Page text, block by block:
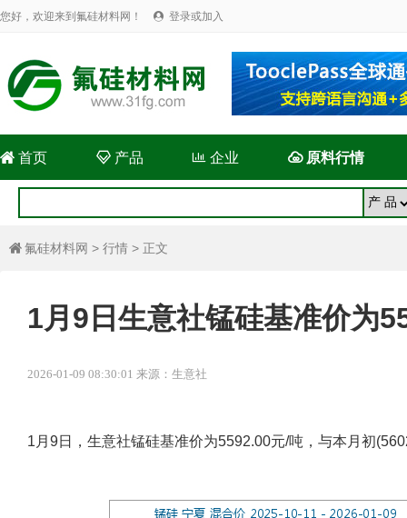
您好，欢迎来到氟硅材料网！  登录或加入
 首页 产品  企业 原料行情
 氟硅材料网 > 行情 > 正文
1月9日生意社锰硅基准价为
2026-01-09 08:30:01 来源：生意社
1月9日，生意社锰硅基准价为5592.00元/吨，与本月初